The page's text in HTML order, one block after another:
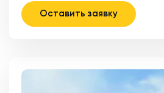
Оставить заявку